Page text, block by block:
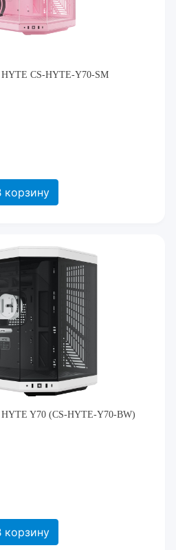
HYTE CS-HYTE-Y70-SM
корзину
HYTE Y70 (CS-HYTE-Y70-BW)
корзину